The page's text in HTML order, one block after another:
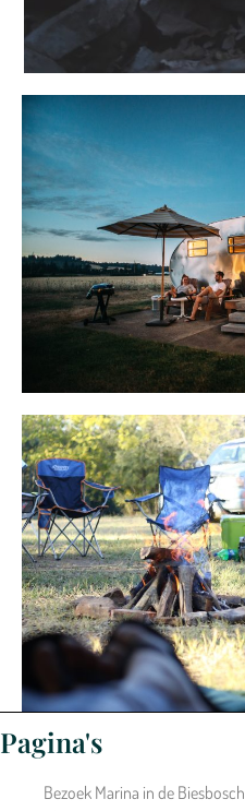
Pagina's
Bezoek Marina in de Biesbosch